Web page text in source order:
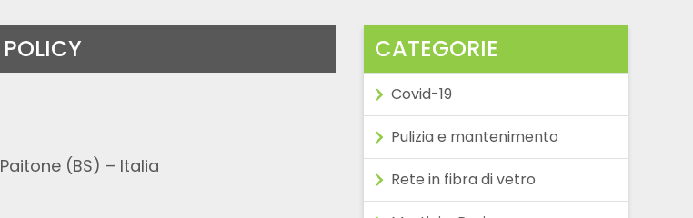
Paitone (BS) – Italia
CATEGORIE
Covid-19
Pulizia e mantenimento
Rete in fibra di vetro